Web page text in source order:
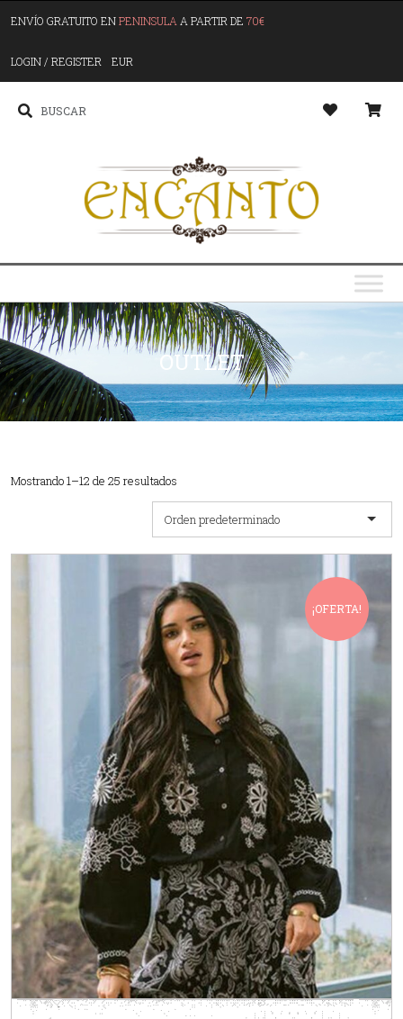
ENVÍO GRATUITO ENPENINSULA A PARTIR DE 70€
LOGIN / REGISTER EUR
OUTLET
Mostrando 1–12 de 25 resultados
Orden predeterminado
¡OFERTA!